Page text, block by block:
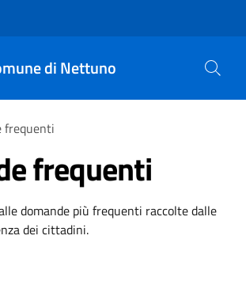
di Nettuno
frequenti
frequenti
domande più frequenti raccolte dalle
dei cittadini.